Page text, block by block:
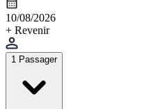
10/08/2026
+ Revenir
1 Passager